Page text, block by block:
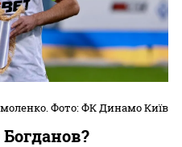
Фото: ФК Динамо Київ